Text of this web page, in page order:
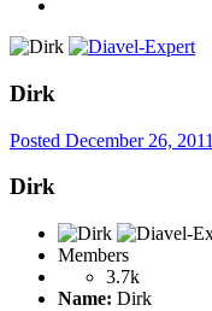
Dirk
Posted December 26, 2011
Dirk
Members
3.7k
Name: Dirk